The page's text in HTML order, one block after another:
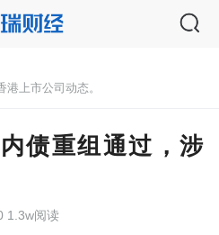
上市公司动态。
债重组通过，涉
1.3w阅读